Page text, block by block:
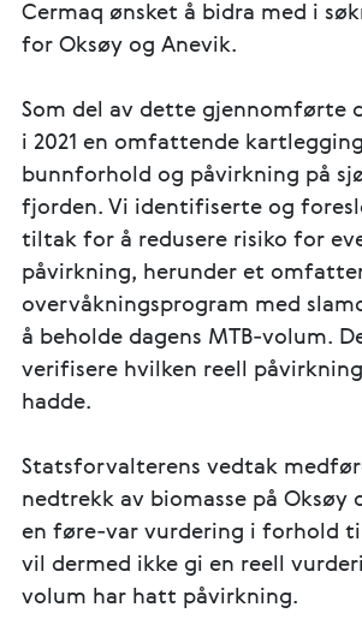
Cermaq ønsket å bidra med i
for Oksøy og Anevik.
Som del av dette gjennomførte
i 2021 en omfattende
bunnforhold og påvirkning på
fjorden. Vi identifiserte og
tiltak for å redusere risiko for
påvirkning, herunder et
overvåkningsprogram med
å beholde dagens MTB-volum.
verifisere hvilken reell
hadde.
Statsforvalterens vedtak
nedtrekk av biomasse på Oksøy
en føre-var vurdering i forhold
vil dermed ikke gi en reell
volum har hatt påvirkning.